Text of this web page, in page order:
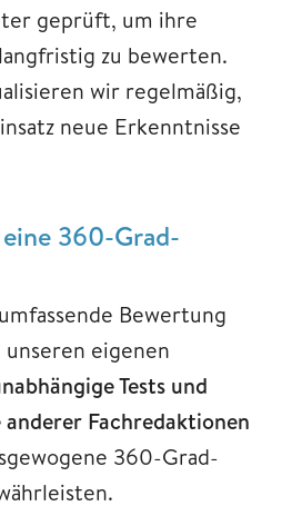
geprüft, um ihre
zu bewerten.
wir regelmäßig,
neue Erkenntnisse
360-Grad-
Bewertung
eigenen
Tests und
Fachredaktionen
360-Grad-